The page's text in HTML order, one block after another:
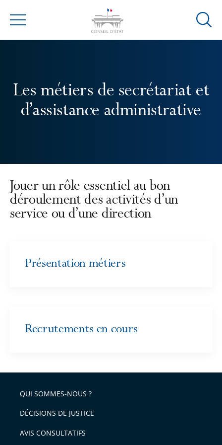
Menu
Ouvrir
Les métiers de secrétariat et
d’assistance administrative
Jouer un rôle essentiel au bon
déroulement des activités d’un
service ou d’une direction
Présentation métiers
Recrutements en cours
QUI SOMMES-NOUS ?
DÉCISIONS DE JUSTICE
AVIS CONSULTATIFS